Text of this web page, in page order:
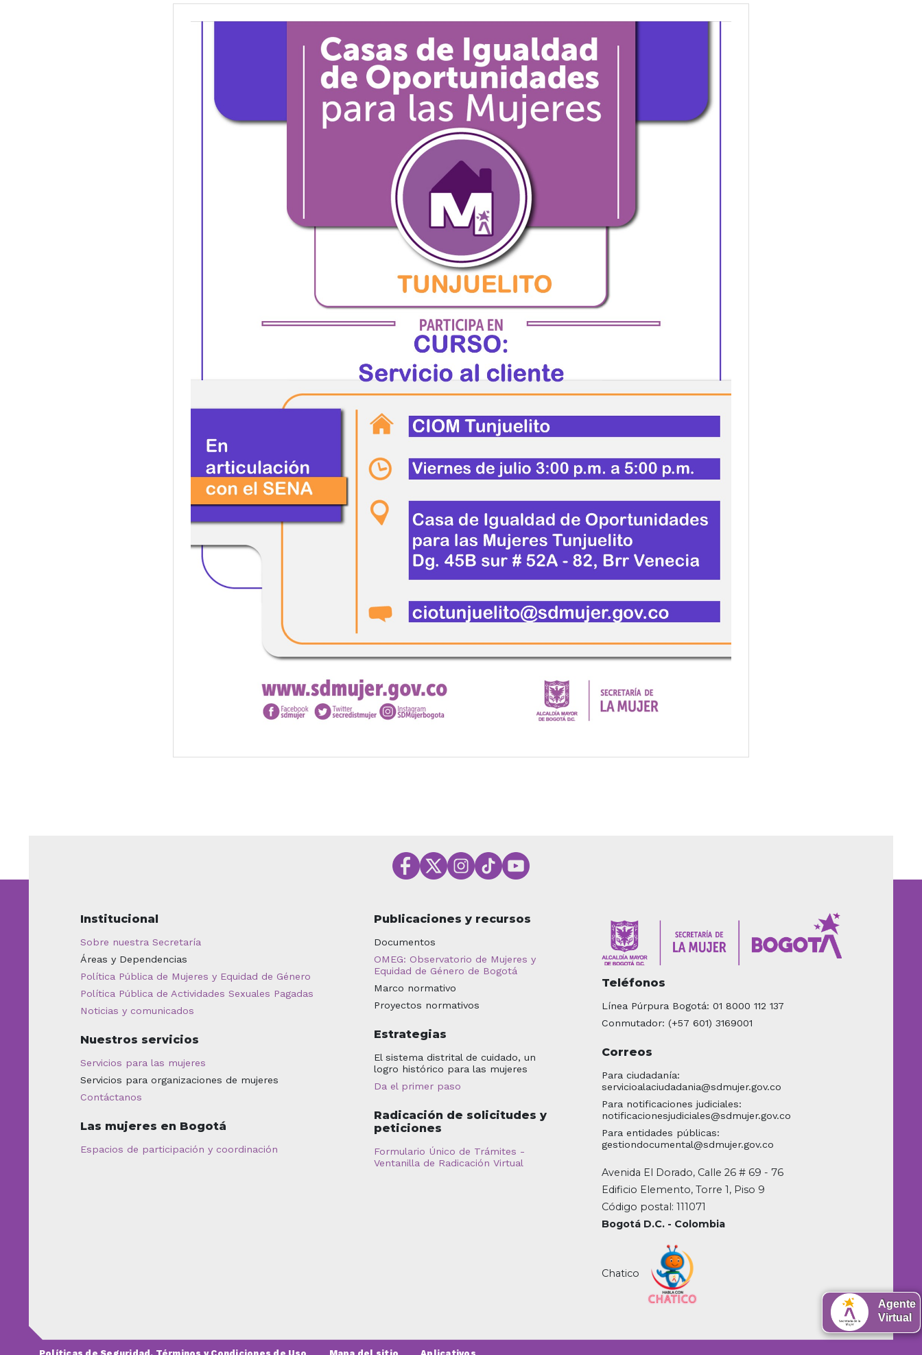
Institucional
Sobre nuestra Secretaría
Áreas y Dependencias
Política Pública de Mujeres y Equidad de Género
Política Pública de Actividades Sexuales Pagadas
Noticias y comunicados
Nuestros servicios
Servicios para las mujeres
Servicios para organizaciones de mujeres
Contáctanos
Las mujeres en Bogotá
Espacios de participación y coordinación
Publicaciones y recursos
Documentos
OMEG: Observatorio de Mujeres y
Equidad de Género de Bogotá
Marco normativo
Proyectos normativos
Estrategias
El sistema distrital de cuidado, un
logro histórico para las mujeres
Da el primer paso
Radicación de solicitudes y
peticiones
Formulario Único de Trámites -
Ventanilla de Radicación Virtual
Teléfonos
Línea Púrpura Bogotá: 01 8000 112 137
Conmutador: (+57 601) 3169001
Correos
Para ciudadanía:
servicioalaciudadania@sdmujer.gov.co
Para notificaciones judiciales:
notificacionesjudiciales@sdmujer.gov.co
Para entidades públicas:
gestiondocumental@sdmujer.gov.co
Avenida El Dorado, Calle 26 # 69 - 76
Edificio Elemento, Torre 1, Piso 9
Código postal: 111071
Bogotá D.C. - Colombia
Chatico
Agente
Virtual